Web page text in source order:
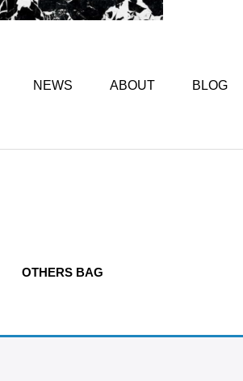
NEWS ABOUT BLOG
OTHERS BAG